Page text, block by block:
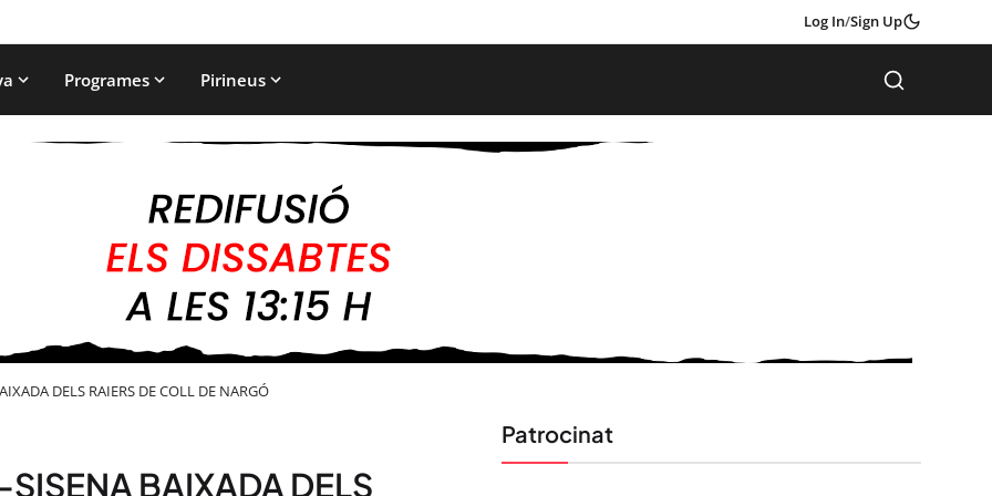
Log In/Sign Up
Programes Pirineus
DELS RAIERS DE COLL DE NARGÓ
BAIXADA DELS
Patrocinat